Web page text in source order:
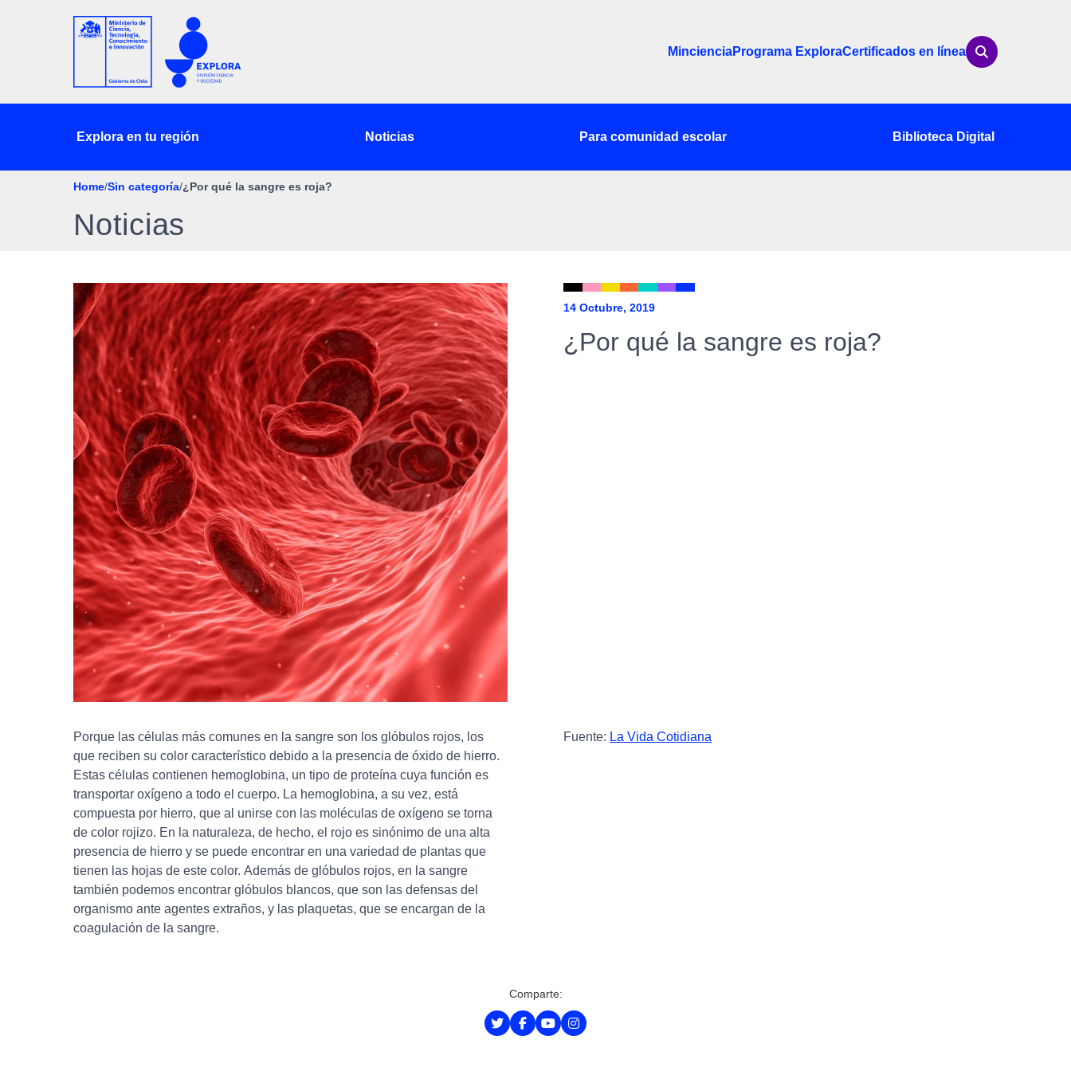
MincienciaPrograma ExploraCertificados en línea
Explora en tu región Noticias Para comunidad escolar Biblioteca Digital
Home/Sin categoría/¿Por qué la sangre es roja?
Noticias
14 Octubre, 2019
¿Por qué la sangre es roja?
Porque las células más comunes en la sangre son los glóbulos rojos, los
que reciben su color característico debido a la presencia de óxido de hierro.
Estas células contienen hemoglobina, un tipo de proteína cuya función es
transportar oxígeno a todo el cuerpo. La hemoglobina, a su vez, está
compuesta por hierro, que al unirse con las moléculas de oxígeno se torna
de color rojizo. En la naturaleza, de hecho, el rojo es sinónimo de una alta
presencia de hierro y se puede encontrar en una variedad de plantas que
tienen las hojas de este color. Además de glóbulos rojos, en la sangre
también podemos encontrar glóbulos blancos, que son las defensas del
organismo ante agentes extraños, y las plaquetas, que se encargan de la
coagulación de la sangre.
Fuente: La Vida Cotidiana
Comparte: